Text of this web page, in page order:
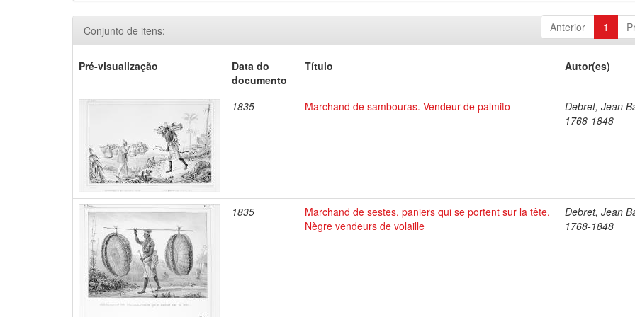
Anterior 1
Conjunto de itens:
Pré-visualização
Data do
documento
Título Autor(es)
1835 Marchand de sambouras. Vendeur de palmito
Debret, Jean
1768-1848
1835
Marchand de sestes, paniers qui se portent sur la tête.
Nègre vendeurs de volaille
Debret, Jean
1768-1848